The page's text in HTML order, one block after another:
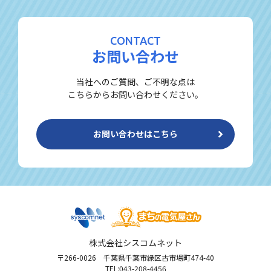
CONTACT
お問い合わせ
当社へのご質問、ご不明な点は
こちらからお問い合わせください。
お問い合わせはこちら
株式会社シスコムネット
〒266-0026 千葉県千葉市緑区古市場町474-40
TEL:043-208-4456